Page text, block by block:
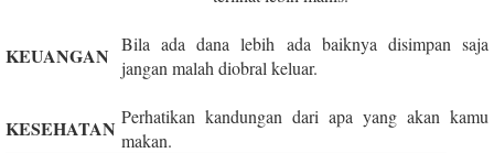
KEUANGAN Bila ada dana lebih ada baiknya disimpan saja
jangan malah diobral keluar.
KESEHATAN Perhatikan kandungan dari apa yang akan kamu
makan.